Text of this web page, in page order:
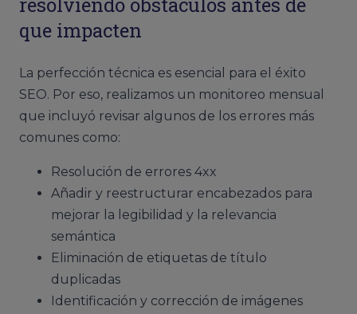
que impacten
La perfección técnica es esencial para el éxito
SEO. Por eso, realizamos un monitoreo mensual
que incluyó revisar algunos de los errores más
comunes como:
Resolución de errores 4xx
Añadir y reestructurar encabezados para
mejorar la legibilidad y la relevancia
semántica
Eliminación de etiquetas de título
duplicadas
Identificación y corrección de imágenes